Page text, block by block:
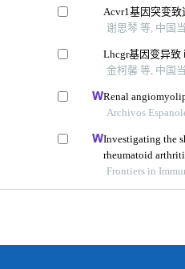
Acvr1基因突变
谢思琴 等, 中国
Lhcgr基因变异
金柯馨 等, 中国
Renal
Archivos
Investigating the
rheumatoid
Frontiers in